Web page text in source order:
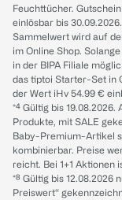
Feuchttücher.
einlösbar bis
Sammelwert wird auf
im Online Shop.
in der BIPA Filiale
das tiptoi Starter-Set in
der Wert iHv 54.99 €
*⁴ Gültig bis
Produkte, mit SALE
Baby-Premium-Artikel
kombinierbar. Preise
reicht. Bei 1+1 Aktionen
*⁸ Gültig bis 12.08.2026
Preiswert“